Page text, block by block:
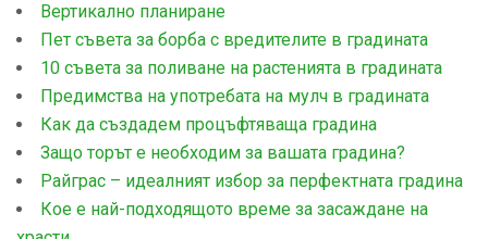
Вертикално планиране
Пет съвета за борба с вредителите в градината
10 съвета за поливане на растенията в градината
Предимства на употребата на мулч в градината
Как да създадем процъфтяваща градина
Защо торът е необходим за вашата градина?
Райграс – идеалният избор за перфектната градина
Кое е най-подходящото време за засаждане на